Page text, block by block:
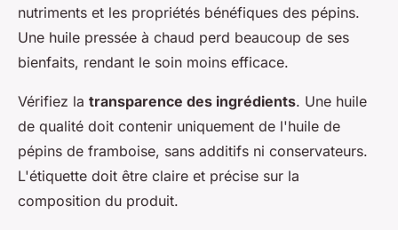
nutriments et les propriétés bénéfiques des pépins.
Une huile pressée à chaud perd beaucoup de ses
bienfaits, rendant le soin moins efficace.
Vérifiez la transparence des ingrédients. Une huile
de qualité doit contenir uniquement de l'huile de
pépins de framboise, sans additifs ni conservateurs.
L'étiquette doit être claire et précise sur la
composition du produit.